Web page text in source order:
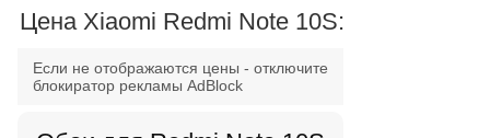
Цена Xiaomi Redmi Note 10S:
Если не отображаются цены - отключите
блокиратор рекламы AdBlock